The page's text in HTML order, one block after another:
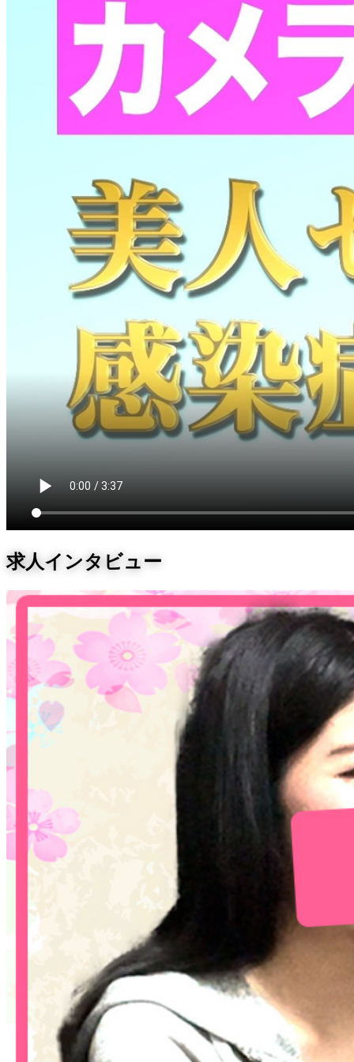
求人インタビュー